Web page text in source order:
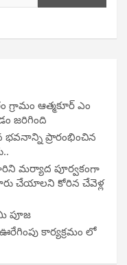
గ్రామం ఆత్మకూర్ ఎం
జరిగింది
ప్రారంభించిన
మర్యాద పూర్వకంగా
చేయాలని కోరిన చేవెళ్ల
పూజ
కార్యక్రమం లో